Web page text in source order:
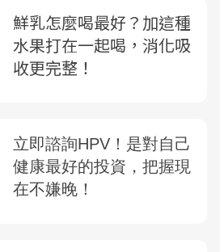
鮮乳怎麼喝最好？加這種
水果打在一起喝，消化吸
收更完整！